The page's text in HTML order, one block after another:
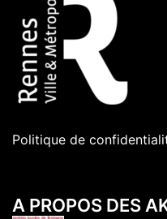
Politique de
A PROPOS DES